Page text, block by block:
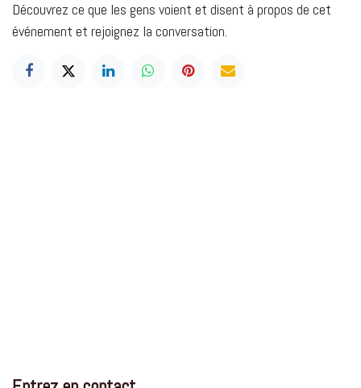
Découvrez ce que les gens voient et disent à propos de cet
événement et rejoignez la conversation.